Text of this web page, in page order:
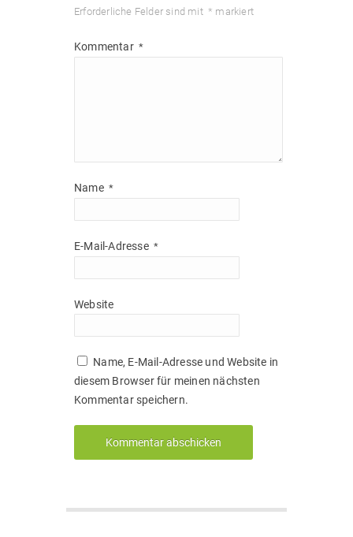
Erforderliche Felder sind mit * markiert
Kommentar *
Name *
E-Mail-Adresse *
Website
Name, E-Mail-Adresse und Website in
diesem Browser für meinen nächsten
Kommentar speichern.